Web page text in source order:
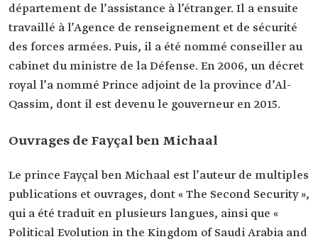
département de l’assistance à l’étranger. Il a ensuite
travaillé à l’Agence de renseignement et de sécurité
des forces armées. Puis, il a été nommé conseiller au
cabinet du ministre de la Défense. En 2006, un décret
royal l’a nommé Prince adjoint de la province d’Al-
Qassim, dont il est devenu le gouverneur en 2015.
Ouvrages de Fayçal ben Michaal
Le prince Fayçal ben Michaal est l’auteur de multiples
publications et ouvrages, dont « The Second Security »,
qui a été traduit en plusieurs langues, ainsi que «
Political Evolution in the Kingdom of Saudi Arabia and